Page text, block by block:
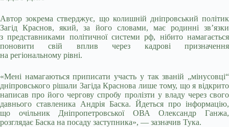
Автор зокрема стверджує, що колишній дніпровський політик
Загід Краснов, який, за його словами, має родинні зв’язки
з представниками політичної системи рф, нібито намагається
поновити свій вплив через кадрові призначення
на регіональному рівні.
«Мені намагаються приписати участь у так званій „мінусовці“
дніпровського рішали Загіда Краснова лише тому, що я відкрито
написав про його чергову спробу пролізти у владу через свого
давнього ставленика Андрія Баска. Йдеться про інформацію,
що очільник Дніпропетровської ОВА Олександр Ганжа,
розглядає Баска на посаду заступника», — зазначив Тука.